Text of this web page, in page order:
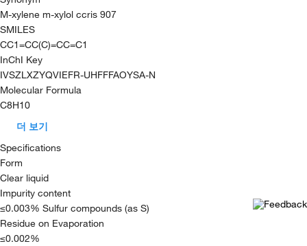
M-xylene m-xylol ccris 907
SMILES
CC1=CC(C)=CC=C1
InChI Key
IVSZLXZYQVIEFR-UHFFFAOYSA-N
Molecular Formula
C8H10
더 보기
Specifications
Form
Clear liquid
Impurity content
≤0.003% Sulfur compounds (as S)
Residue on Evaporation
≤0.002%